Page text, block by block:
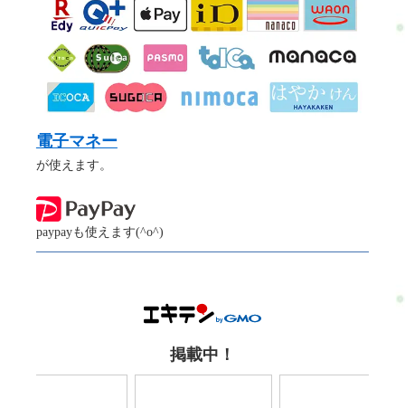
電子マネー
が使えます。
paypayも使えます(^o^)